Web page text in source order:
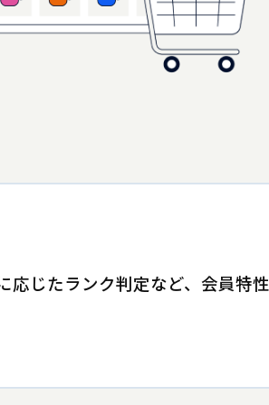
応じたランク判定など、会員特性